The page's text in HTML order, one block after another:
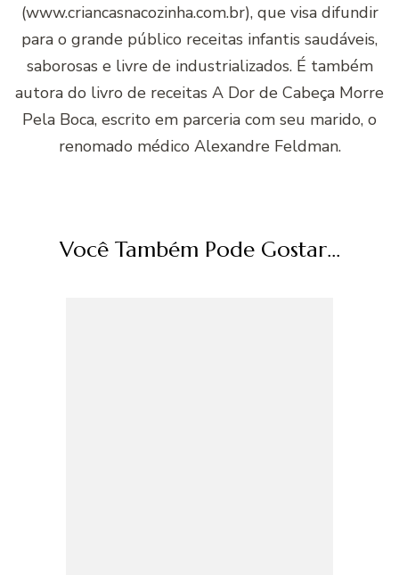
(www.criancasnacozinha.com.br), que visa difundir
para o grande público receitas infantis saudáveis,
saborosas e livre de industrializados. É também
autora do livro de receitas A Dor de Cabeça Morre
Pela Boca, escrito em parceria com seu marido, o
renomado médico Alexandre Feldman.
Você Também Pode Gostar...